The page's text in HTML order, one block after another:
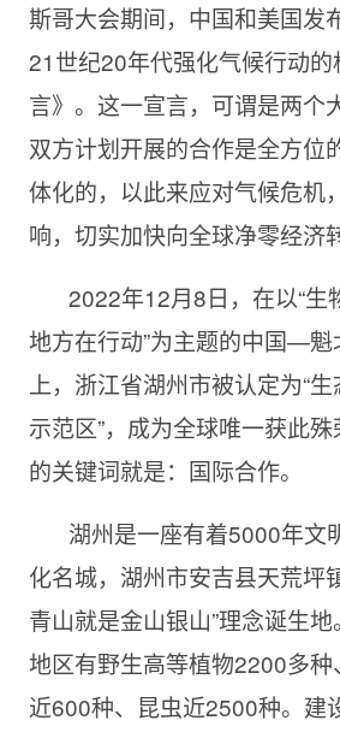
斯哥大会期间，中国和美国发
21世纪20年代强化气候行动
言》。这一宣言，可谓是两个
双方计划开展的合作是全方位
体化的，以此来应对气候危机
响，切实加快向全球净零经济
2022年12月8日，在以“生
地方在行动”为主题的中国—魁
上，浙江省湖州市被认定为“
示范区”，成为全球唯一获此
的关键词就是：国际合作。
湖州是一座有着5000年文
化名城，湖州市安吉县天荒坪
青山就是金山银山”理念诞生
地区有野生高等植物2200多
近600种、昆虫近2500种。建